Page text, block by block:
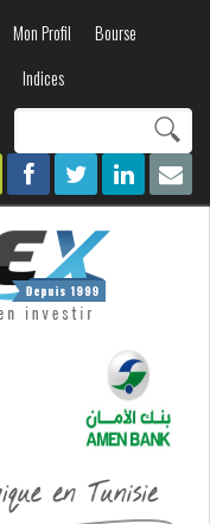
Mon Profil
Bourse
Indices
recherche